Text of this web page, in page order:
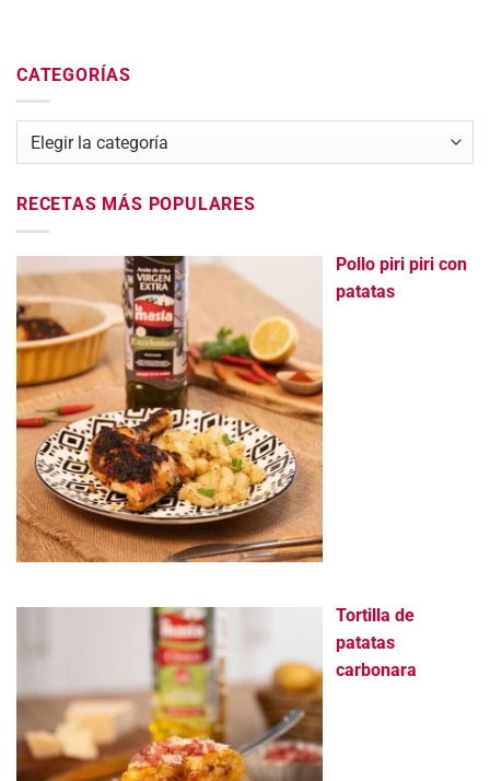
CATEGORÍAS
Categorías
RECETAS MÁS POPULARES
Pollo piri piri con
patatas
Tortilla de
patatas
carbonara